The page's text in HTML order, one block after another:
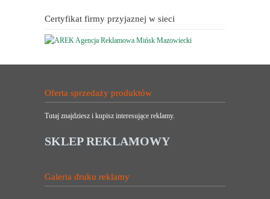
Certyfikat firmy przyjaznej w sieci
Oferta sprzedaży produktów
Tutaj znajdziesz i kupisz interesujące reklamy.
SKLEP REKLAMOWY
Galeria druku reklamy